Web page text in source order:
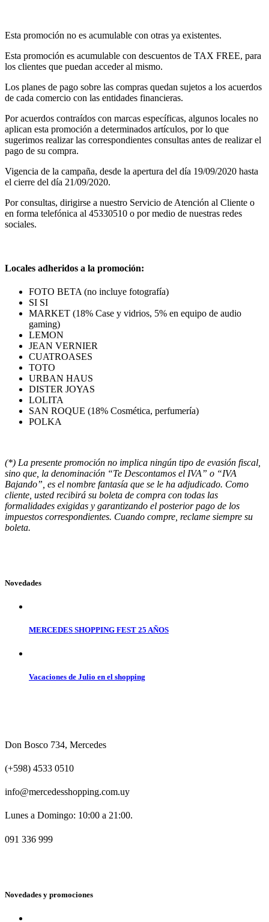
Esta promoción no es acumulable con otras ya existentes.
Esta promoción es acumulable con descuentos de TAX FREE, para
los clientes que puedan acceder al mismo.
Los planes de pago sobre las compras quedan sujetos a los acuerdos
de cada comercio con las entidades financieras.
Por acuerdos contraídos con marcas específicas, algunos locales no
aplican esta promoción a determinados artículos, por lo que
sugerimos realizar las correspondientes consultas antes de realizar el
pago de su compra.
Vigencia de la campaña, desde la apertura del día 19/09/2020 hasta
el cierre del día 21/09/2020.
Por consultas, dirigirse a nuestro Servicio de Atención al Cliente o
en forma telefónica al 45330510 o por medio de nuestras redes
sociales.
Locales adheridos a la promoción:
FOTO BETA (no incluye fotografía)
SI SI
MARKET (18% Case y vidrios, 5% en equipo de audio
gaming)
LEMON
JEAN VERNIER
CUATROASES
TOTO
URBAN HAUS
DISTER JOYAS
LOLITA
SAN ROQUE (18% Cosmética, perfumería)
POLKA
(*) La presente promoción no implica ningún tipo de evasión fiscal,
sino que, la denominación “Te Descontamos el IVA” o “IVA
Bajando”, es el nombre fantasía que se le ha adjudicado. Como
cliente, usted recibirá su boleta de compra con todas las
formalidades exigidas y garantizando el posterior pago de los
impuestos correspondientes. Cuando compre, reclame siempre su
boleta.
Novedades
MERCEDES SHOPPING FEST 25 AÑOS
Vacaciones de Julio en el shopping
Don Bosco 734, Mercedes
(+598) 4533 0510
info@mercedesshopping.com.uy
Lunes a Domingo: 10:00 a 21:00.
091 336 999
Novedades y promociones